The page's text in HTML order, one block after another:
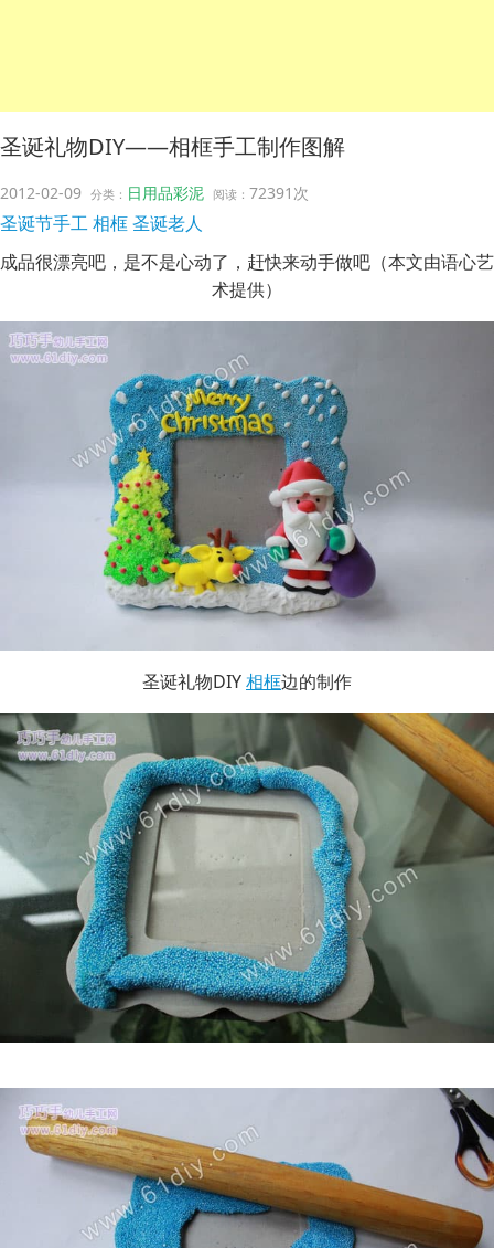
圣诞礼物DIY——相框手工制作图解
2012-02-09 分类： 日用品彩泥 阅读： 72391次
圣诞节手工相框圣诞老人
成品很漂亮吧，是不是心动了，赶快来动手做吧（本文由语心艺
术提供）
圣诞礼物DIY相框边的制作